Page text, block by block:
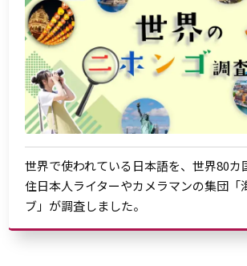
世界で使われている日本語を、世界80カ
住日本人ライターやカメラマンの集団「
ブ」が調査しました。